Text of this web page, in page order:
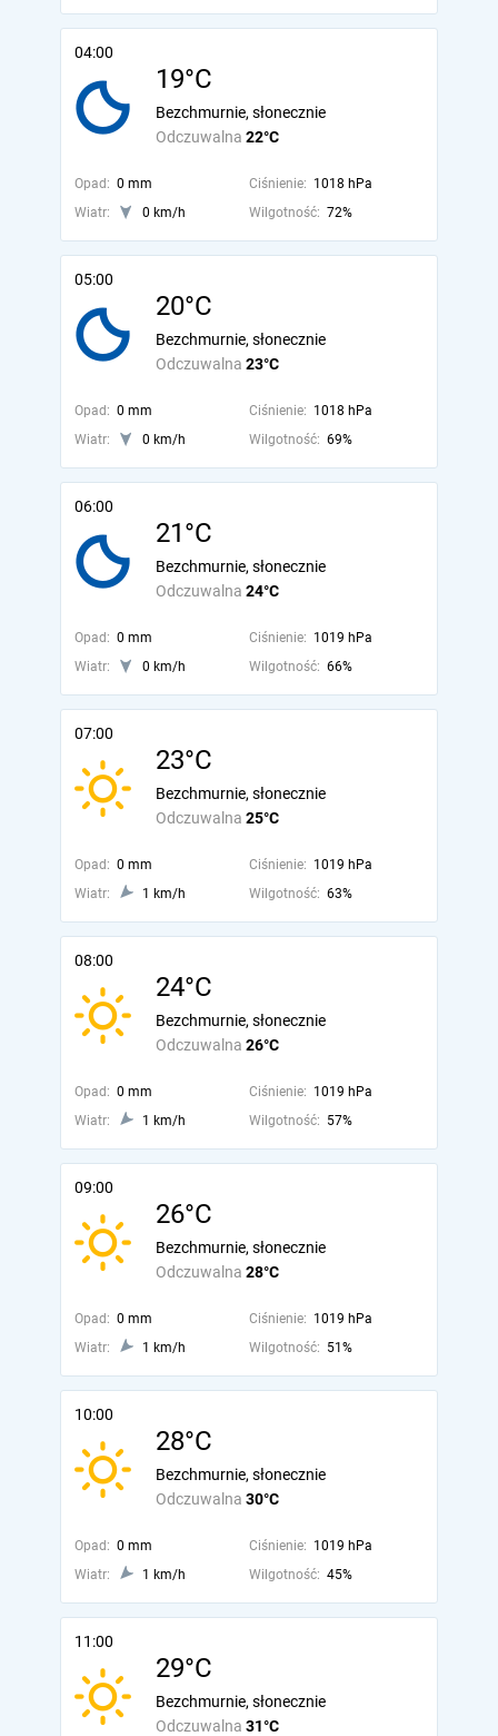
04:00
19°C
Odczuwalna 22°C
Bezchmurnie, słonecznie
Opad: 0 mm Ciśnienie: 1018 hPa
Wiatr:
0 km/h Wilgotność: 72%
05:00
20°C
Odczuwalna 23°C
Bezchmurnie, słonecznie
Opad: 0 mm Ciśnienie: 1018 hPa
Wiatr:
0 km/h Wilgotność: 69%
06:00
21°C
Odczuwalna 24°C
Bezchmurnie, słonecznie
Opad: 0 mm Ciśnienie: 1019 hPa
Wiatr:
0 km/h Wilgotność: 66%
07:00
23°C
Odczuwalna 25°C
Bezchmurnie, słonecznie
Opad: 0 mm Ciśnienie: 1019 hPa
Wiatr:
1 km/h Wilgotność: 63%
08:00
24°C
Odczuwalna 26°C
Bezchmurnie, słonecznie
Opad: 0 mm Ciśnienie: 1019 hPa
Wiatr:
1 km/h Wilgotność: 57%
09:00
26°C
Odczuwalna 28°C
Bezchmurnie, słonecznie
Opad: 0 mm Ciśnienie: 1019 hPa
Wiatr:
1 km/h Wilgotność: 51%
10:00
28°C
Odczuwalna 30°C
Bezchmurnie, słonecznie
Opad: 0 mm Ciśnienie: 1019 hPa
Wiatr:
1 km/h Wilgotność: 45%
11:00
29°C
Odczuwalna 31°C
Bezchmurnie, słonecznie